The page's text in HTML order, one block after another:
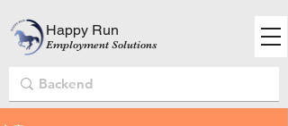
Happy Run
Employment Solutions